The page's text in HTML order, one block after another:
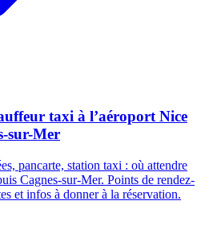
taxi à l’aéroport Nice
sur-Mer
pancarte, station taxi : où attendre
Cagnes-sur-Mer. Points de rendez-
et infos à donner à la réservation.